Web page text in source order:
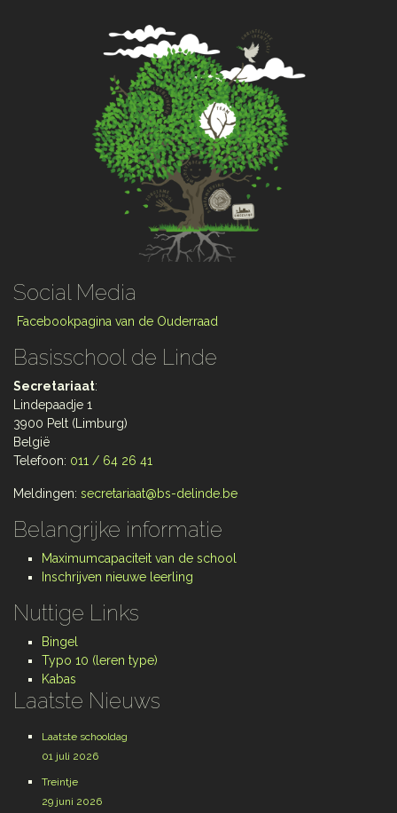
Social Media
Facebookpagina van de Ouderraad
Basisschool de Linde
Secretariaat:
Lindepaadje 1
3900 Pelt (Limburg)
België
Telefoon: 011 / 64 26 41
Meldingen: secretariaat@bs-delinde.be
Belangrijke informatie
Maximumcapaciteit van de school
Inschrijven nieuwe leerling
Nuttige Links
Bingel
Typo 10 (leren type)
Kabas
Laatste Nieuws
Laatste schooldag
01 juli 2026
Treintje
29 juni 2026